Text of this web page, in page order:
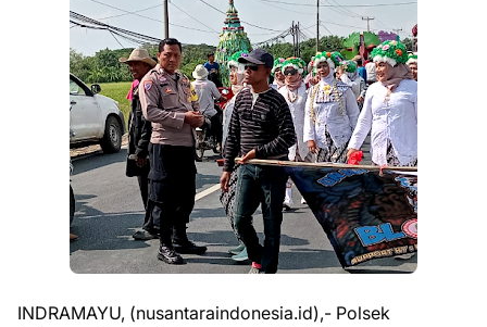
INDRAMAYU, (nusantaraindonesia.id),- Polsek